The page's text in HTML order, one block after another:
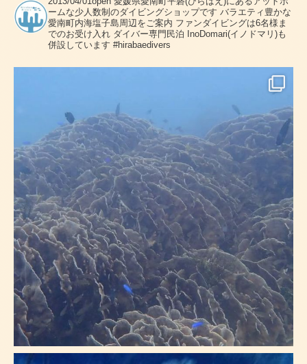
ームな少人数制のダイビングショップです バラエティ豊かな
愛南町内海塩子島周辺をご案内 ファンダイビングは6名様ま
でのお受け入れ ダイバー専門民泊 InoDomari(イノドマリ)も
併設しています #hirabaedivers